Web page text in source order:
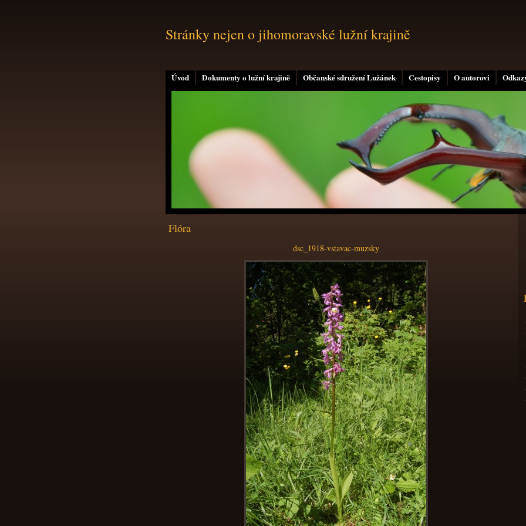
Úvod Dokumenty o lužní krajině Občanské sdružení Lužánek Cestopisy O autorovi
Stránky nejen o jihomoravské lužní krajině
Flóra
dsc_1918-vstavac-muzsky